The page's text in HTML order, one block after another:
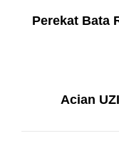
pos
Post
Perekat Bata
Acian